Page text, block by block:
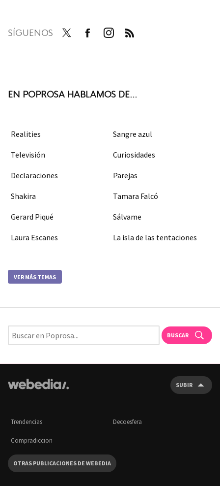
SÍGUENOS
EN POPROSA HABLAMOS DE...
Realities Sangre azul
Televisión Curiosidades
Declaraciones Parejas
Shakira Tamara Falcó
Gerard Piqué Sálvame
Laura Escanes La isla de las tentaciones
VER MÁS TEMAS
BUSCAR
SUBIR
Trendencias Decoesfera
Compradiccion
OTRAS PUBLICACIONES DE WEBEDIA